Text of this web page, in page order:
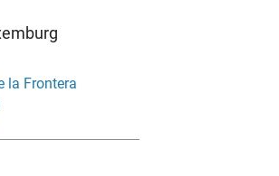
la Frontera